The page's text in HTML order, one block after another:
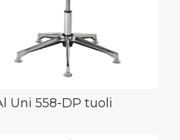
Uni 558-DP tuoli